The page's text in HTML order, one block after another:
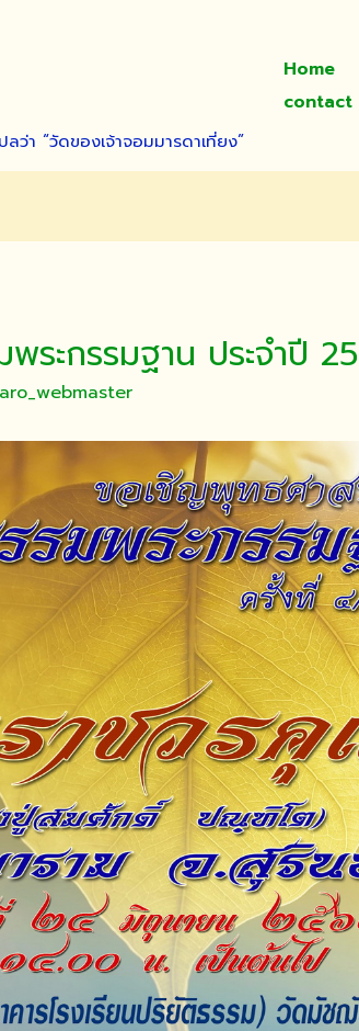
า “วัดของเจ้าจอมมารดาเที่ยง”
Home
contact
ระกรรมฐาน ประจำปี